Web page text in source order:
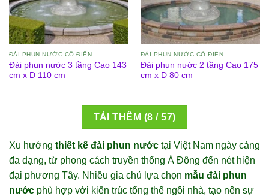
ĐÀI PHUN NƯỚC CỔ ĐIỂN
Đài phun nước 3 tầng Cao 143
cm x D 110 cm
ĐÀI PHUN NƯỚC CỔ ĐIỂN
Đài phun nước 2 tầng Cao 175
cm x D 80 cm
TẢI THÊM (8 / 57)
Xu hướng thiết kế đài phun nước tại Việt Nam ngày càng
đa dạng, từ phong cách truyền thống Á Đông đến nét hiện
đại phương Tây. Nhiều gia chủ lựa chọn mẫu đài phun
nước phù hợp với kiến trúc tổng thể ngôi nhà, tạo nên sự